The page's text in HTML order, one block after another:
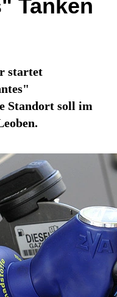
Tanken
startet
Standort soll im